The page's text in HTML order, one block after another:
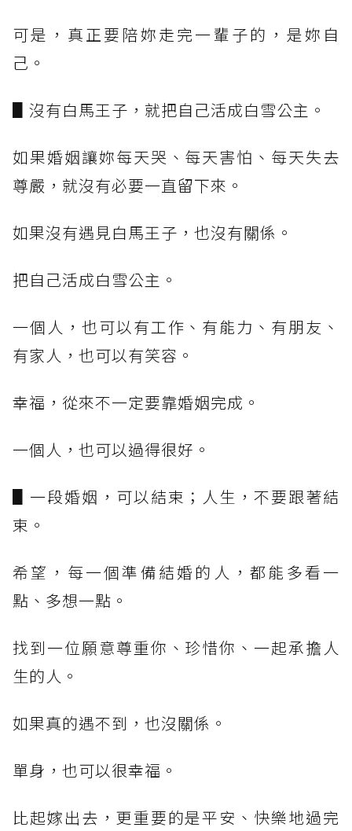
可是，真正要陪妳走完一輩子的，是妳自
己。
▋沒有白馬王子，就把自己活成白雪公主。
如果婚姻讓妳每天哭、每天害怕、每天失去
尊嚴，就沒有必要一直留下來。
如果沒有遇見白馬王子，也沒有關係。
把自己活成白雪公主。
一個人，也可以有工作、有能力、有朋友、
有家人，也可以有笑容。
幸福，從來不一定要靠婚姻完成。
一個人，也可以過得很好。
▋一段婚姻，可以結束；人生，不要跟著結
束。
希望，每一個準備結婚的人，都能多看一
點、多想一點。
找到一位願意尊重你、珍惜你、一起承擔人
生的人。
如果真的遇不到，也沒關係。
單身，也可以很幸福。
比起嫁出去，更重要的是平安、快樂地過完